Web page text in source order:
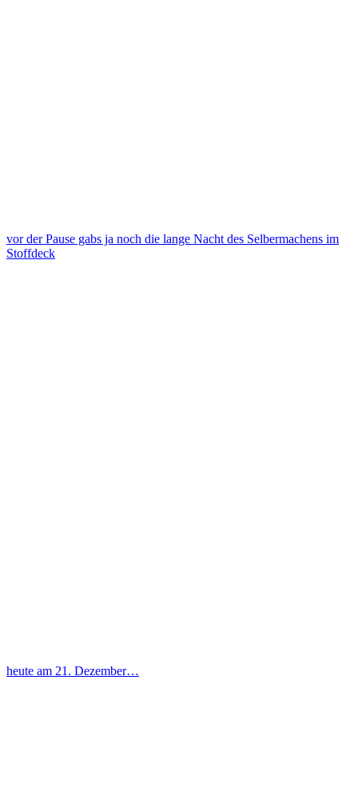
vor der Pause gabs ja noch die lange Nacht des Selbermachens im
Stoffdeck
heute am 21. Dezember…